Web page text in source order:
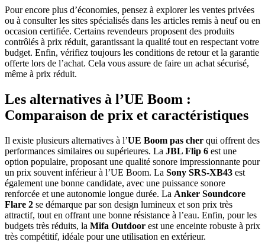
Pour encore plus d’économies, pensez à explorer les ventes privées
ou à consulter les sites spécialisés dans les articles remis à neuf ou en
occasion certifiée. Certains revendeurs proposent des produits
contrôlés à prix réduit, garantissant la qualité tout en respectant votre
budget. Enfin, vérifiez toujours les conditions de retour et la garantie
offerte lors de l’achat. Cela vous assure de faire un achat sécurisé,
même à prix réduit.
Les alternatives à l’UE Boom :
Comparaison de prix et caractéristiques
Il existe plusieurs alternatives à l’UE Boom pas cher qui offrent des
performances similaires ou supérieures. La JBL Flip 6 est une
option populaire, proposant une qualité sonore impressionnante pour
un prix souvent inférieur à l’UE Boom. La Sony SRS-XB43 est
également une bonne candidate, avec une puissance sonore
renforcée et une autonomie longue durée. La Anker Soundcore
Flare 2 se démarque par son design lumineux et son prix très
attractif, tout en offrant une bonne résistance à l’eau. Enfin, pour les
budgets très réduits, la Mifa Outdoor est une enceinte robuste à prix
très compétitif, idéale pour une utilisation en extérieur.